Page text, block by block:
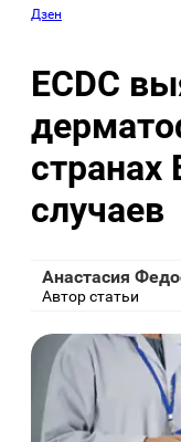
Дзен
ECDC
случаев
Анастасия
Автор статьи